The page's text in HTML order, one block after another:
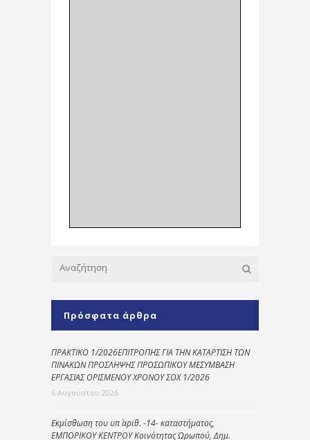
Πρόσφατα άρθρα
ΠΡΑΚΤΙΚΟ 1/2026ΕΠΙΤΡΟΠΗΣ ΓΙΑ ΤΗΝ ΚΑΤΑΡΤΙΣΗ ΤΩΝ
ΠΙΝΑΚΩΝ ΠΡΟΣΛΗΨΗΣ ΠΡΟΣΩΠΙΚΟΥ ΜΕΣΥΜΒΑΣΗ
ΕΡΓΑΣΙΑΣ ΟΡΙΣΜΕΝΟΥ ΧΡΟΝΟΥ ΣΟΧ 1/2026
6 Αυγούστου 2026
Εκμίσθωση του υπ΄ αριθ. -14- καταστήματος,
ΕΜΠΟΡΙΚΟΥ ΚΕΝΤΡΟΥ Κοινότητας Ωρωπού, Δημ.